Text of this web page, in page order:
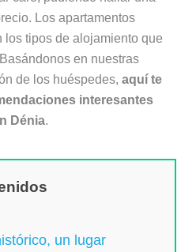
Los apartamentos
los tipos de alojamiento que
en nuestras
de los huéspedes, aquí te
interesantes
Dénia.
un lugar